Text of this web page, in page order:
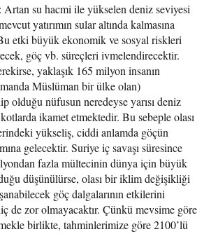
su hacmi ile yükselen deniz seviyesi
yatırımın sular altında kalmasına
etki büyük ekonomik ve sosyal riskleri
göç vb. süreçleri ivmelendirecektir.
yaklaşık 165 milyon insanın
Müslüman bir ülke olan)
olduğu nüfusun neredeyse yarısı deniz
ikamet etmektedir. Bu sebeple olası
yükseliş, ciddi anlamda göçün
gelecektir. Suriye iç savaşı süresince
fazla mültecinin dünya için büyük
düşünülürse, olası bir iklim değişikliği
göç dalgalarının etkilerini
de zor olmayacaktır. Çünkü mevsime göre
birlikte, tahminlerimize göre 2100’lü